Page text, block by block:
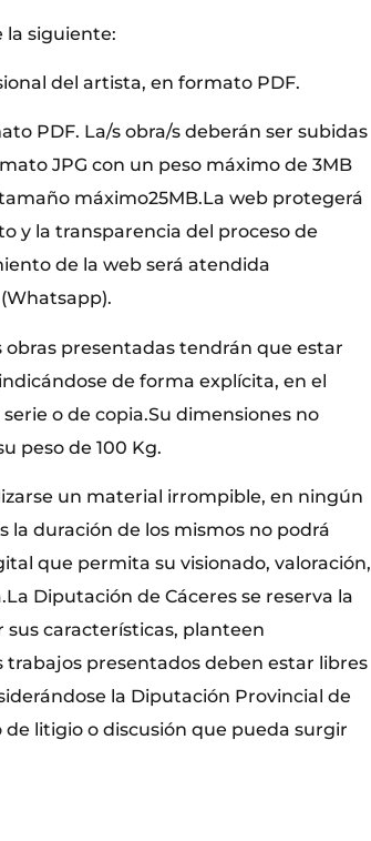
siguiente:
del artista, en formato PDF.
PDF. La/s obra/s deberán ser subidas
JPG con un peso máximo de 3MB
máximo25MB.La web protegerá
y la transparencia del proceso de
de la web será atendida
obras presentadas tendrán que estar
de forma explícita, en el
o de copia.Su dimensiones no
peso de 100 Kg.
un material irrompible, en ningún
la duración de los mismos no podrá
que permita su visionado, valoración,
Diputación de Cáceres se reserva la
características, planteen
presentados deben estar libres
la Diputación Provincial de
litigio o discusión que pueda surgir